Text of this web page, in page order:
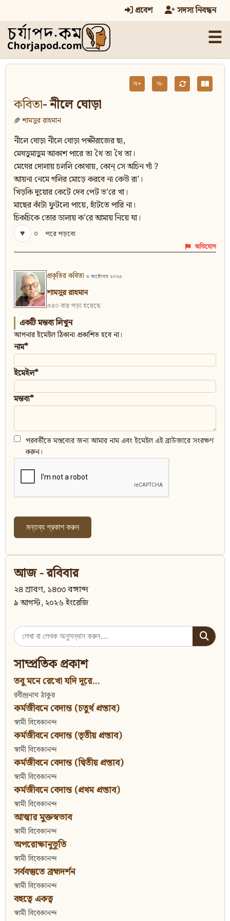
প্রবেশ সদস্য নিবন্ধন
☰
অ+ অ-
কবিতা- নীলে ঘোড়া
শামসুর রাহমান
নীলে ঘোড়া নীলে ঘোড়া পক্ষীরাজের ছা,
মেঘডুমাডুম আকাশ পারে তা থৈ তা থৈ তা।
মেঘের দোলায় চললি কোথায়, কোন্ সে অচিন গাঁ ?
আয়না নেমে গলির মোড়ে করবে না কেউ রা’।
খিড়কি দুয়োর কেটে দেব পেট ভ’রে খা।
মাছের কাঁটা ফুটলো পায়ে, হাঁটতে পারি না।
চিকচিকে তোর ডালায় ক’রে আমায় নিয়ে যা।
♥
০ পরে পড়বো
অভিযোগ
প্রকৃতির কবিতা ৮ অক্টোবর ২০২৩
শামসুর রাহমান
৩৪০ বার পড়া হয়েছে
একটি মন্তব্য লিখুন
আপনার ইমেইল ঠিকানা প্রকাশিত হবে না।
নাম*
ইমেইল*
মন্তব্য*
পরবর্তীতে মন্তব্যের জন্য আমার নাম এবং ইমেইল এই ব্রাউজারে সংরক্ষণ
করুন।
আজ - রবিবার
২৪ শ্রাবণ, ১৪৩৩ বঙ্গাব্দ
৯ আগস্ট, ২০২৬ ইংরেজি
Search
for:
সাম্প্রতিক প্রকাশ
তবু মনে রেখো যদি দূরে...
রবীন্দ্রনাথ ঠাকুর
কর্মজীবনে বেদান্ত (চতুর্থ প্রস্তাব)
স্বামী বিবেকানন্দ
কর্মজীবনে বেদান্ত (তৃতীয় প্রস্তাব)
স্বামী বিবেকানন্দ
কর্মজীবনে বেদান্ত (দ্বিতীয় প্রস্তাব)
স্বামী বিবেকানন্দ
কর্মজীবনে বেদান্ত (প্রথম প্রস্তাব)
স্বামী বিবেকানন্দ
আত্মার মুক্তস্বভাব
স্বামী বিবেকানন্দ
অপরোক্ষানুভূতি
স্বামী বিবেকানন্দ
সর্ববস্তুতে ব্রহ্মদর্শন
স্বামী বিবেকানন্দ
বহুত্বে একত্ব
স্বামী বিবেকানন্দ